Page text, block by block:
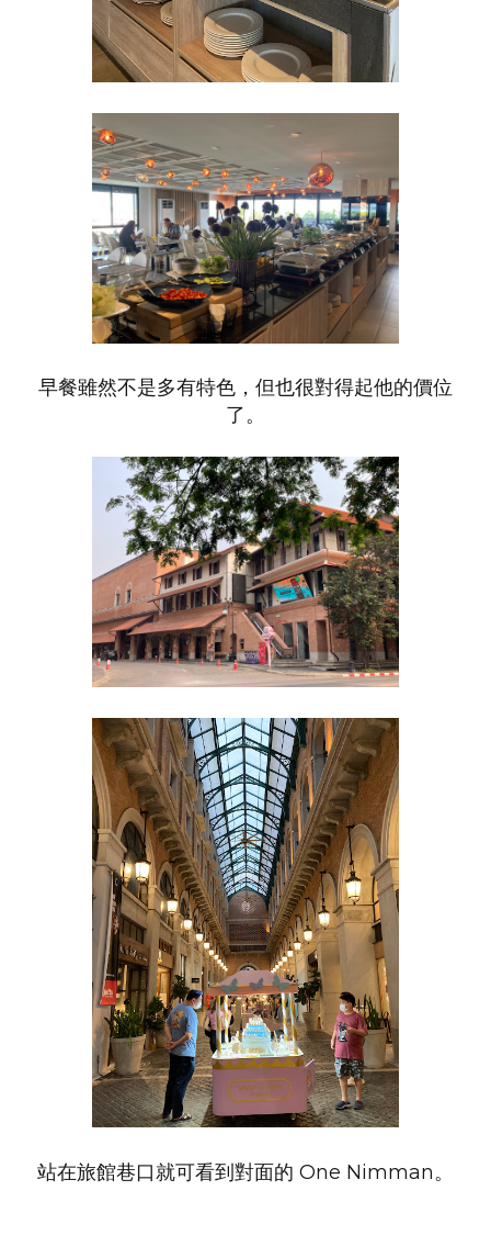
早餐雖然不是多有特色，但也很對得起他的價位
了。
站在旅館巷口就可看到對面的 One Nimman。